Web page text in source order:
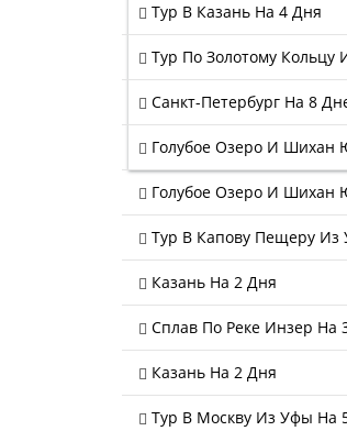
Тур В Казань На 4 Дня
Тур По Золотому
Санкт-Петербург На 8
Голубое Озеро И Шихан
Голубое Озеро И Шихан
Тур В Капову Пещеру Из
Казань На 2 Дня
Сплав По Реке Инзер На
Казань На 2 Дня
Тур В Москву Из Уфы На